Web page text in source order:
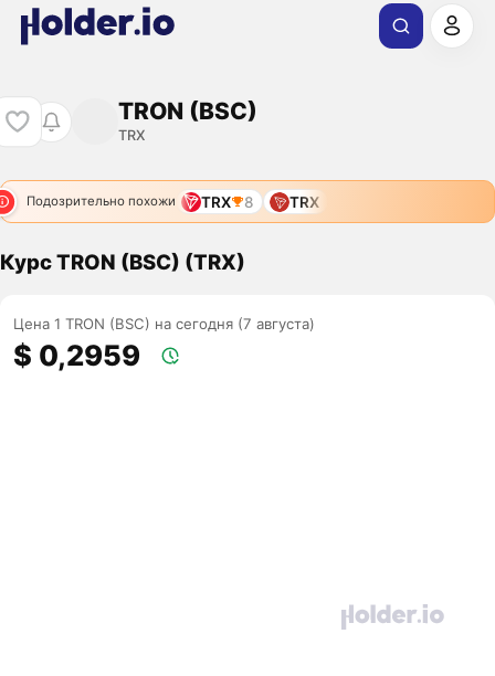
TRON (BSC)
TRX
Подозрительно похожи TRX 8 TRX
Курс TRON (BSC) (TRX)
Цена 1 TRON (BSC) на сегодня (7 августа)
$ 0,2959